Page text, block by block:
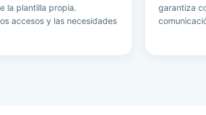
la plantilla propia.
accesos y las necesidades
garantiza